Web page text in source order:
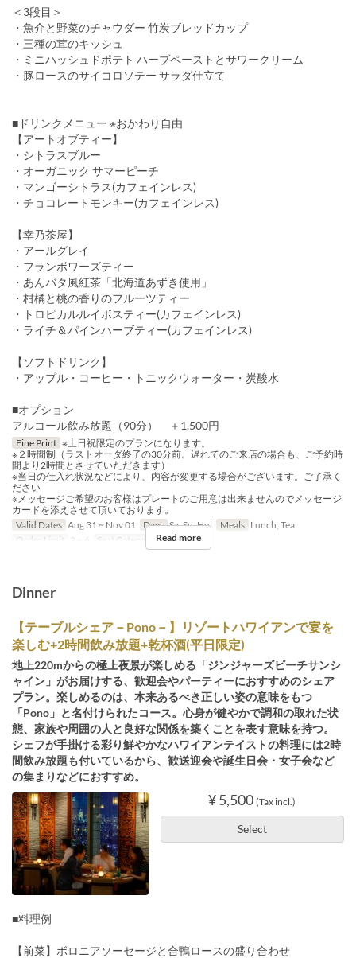
＜3段目＞
・魚介と野菜のチャウダー 竹炭ブレッドカップ
・三種の茸のキッシュ
・ミニハッシュドポテト ハーブペーストとサワークリーム
・豚ロースのサイコロソテー サラダ仕立て
■ドリンクメニュー ※おかわり自由
【アートオブティー】
・シトラスブルー
・オーガニック サマーピーチ
・マンゴーシトラス(カフェインレス)
・チョコレートモンキー(カフェインレス)
【幸乃茶屋】
・アールグレイ
・フランボワーズティー
・あんバタ風紅茶「北海道あずき使用」
・柑橘と桃の香りのフルーツティー
・トロピカルルイボスティー(カフェインレス)
・ライチ＆パインハーブティー(カフェインレス)
【ソフトドリンク】
・アップル・コーヒー・トニックウォーター・炭酸水
■オプション
アルコール飲み放題（90分） ＋1,500円
Fine Print ※土日祝限定のプランになります。
※２時間制（ラストオーダ終了の30分前。遅れてのご来店の場合も、ご予約時
間より2時間とさせていただきます）
※当日の仕入れ状況などにより、内容が変更する場合がございます。ご了承く
ださい
※メッセージご希望のお客様はプレートのご用意は出来ませんのでメッセージ
カードを添えさせて頂いております。
Valid Dates Aug 31 ~ Nov 01 Days Sa, Su, Hol Meals Lunch, Tea
Order Limit
2 ~ 6 Seat Category Table Seat
Read more
Dinner
【テーブルシェア－Pono－】リゾートハワイアンで宴を
楽しむ+2時間飲み放題+乾杯酒(平日限定)
地上220mからの極上夜景が楽しめる「ジンジャーズビーチサンシ
ャイン」がお届けする、歓迎会やパーティーにおすすめのシェア
プラン。楽しめるのは、本来あるべき正しい姿の意味をもつ
「Pono」と名付けられたコース。心身が健やかで調和の取れた状
態、家族や周囲の人と良好な関係を築くことを表す意味を持つ。
シェフが手掛ける彩り鮮やかなハワイアンテイストの料理には2時
間飲み放題も付いているから、歓送迎会や誕生日会・女子会など
の集まりなどにおすすめ。
¥ 5,500 (Tax incl.)
Select
■料理例
【前菜】ボロニアソーセージと合鴨ロースの盛り合わせ